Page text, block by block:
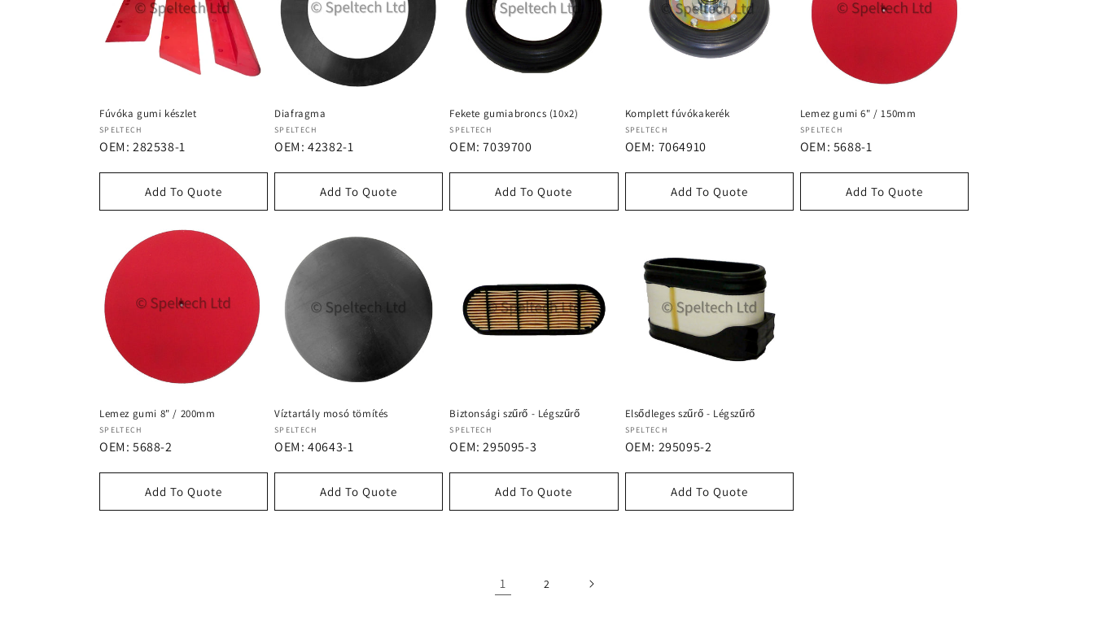
Fúvóka gumi készlet
Forgalmazó:
SPELTECH
OEM: 282538-1
Add To Quote
Diafragma
Forgalmazó:
SPELTECH
OEM: 42382-1
Add To Quote
Fekete gumiabroncs (10x2)
Forgalmazó:
SPELTECH
OEM: 7039700
Add To Quote
Komplett fúvókakerék
Forgalmazó:
SPELTECH
OEM: 7064910
Add To Quote
Lemez gumi 6" / 150mm
Forgalmazó:
SPELTECH
OEM: 5688-1
Add To Quote
Lemez gumi 8" / 200mm
Forgalmazó:
SPELTECH
OEM: 5688-2
Add To Quote
Víztartály mosó tömítés
Forgalmazó:
SPELTECH
OEM: 40643-1
Add To Quote
Biztonsági szűrő - Légszűrő
Forgalmazó:
SPELTECH
OEM: 295095-3
Add To Quote
Elsődleges szűrő - Légszűrő
Forgalmazó:
SPELTECH
OEM: 295095-2
Add To Quote
1 2